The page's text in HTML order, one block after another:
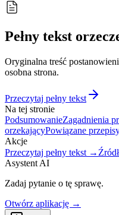
Pełny tekst
Oryginalna treść
osobna strona.
Przeczytaj pełny tekst
Na tej stronie
PodsumowanieZagadnienia
orzekającyPowiązane
Akcje
Przeczytaj pełny tekst →
Asystent AI
Zadaj pytanie o tę sprawę.
Otwórz aplikację →